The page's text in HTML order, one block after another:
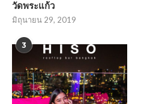
วัดพระแก้ว
มิถุนายน 29, 2019
3